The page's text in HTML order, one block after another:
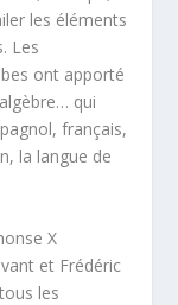
les éléments
Les
ont apporté
qui
français,
la langue de
X
et Frédéric
les